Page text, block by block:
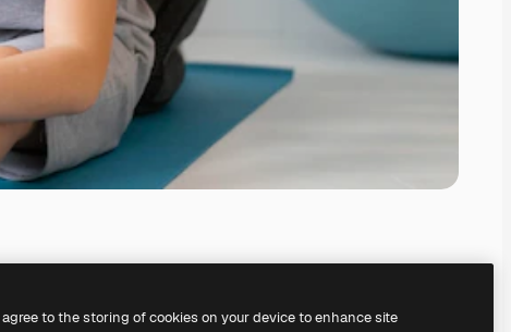
to the storing of cookies on your device to enhance site